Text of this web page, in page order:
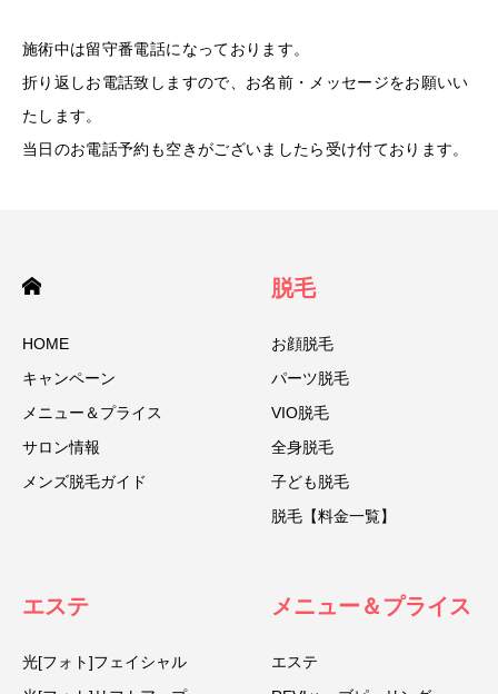
施術中は留守番電話になっております。
折り返しお電話致しますので、お名前・メッセージをお願いい
たします。
当日のお電話予約も空きがございましたら受け付ております。
HOME
キャンペーン
メニュー＆プライス
サロン情報
メンズ脱毛ガイド
脱毛
お顔脱毛
パーツ脱毛
VIO脱毛
全身脱毛
子ども脱毛
脱毛【料金一覧】
エステ
光[フォト]フェイシャル
メニュー＆プライス
エステ